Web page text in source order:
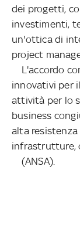
dei progetti,
investimenti,
un'ottica di
project
L'accordo
innovativi per
attività per lo
business
alta
infrastrutture,
(ANSA).